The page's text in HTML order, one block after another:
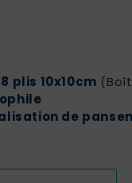
plis 10x10cm
de